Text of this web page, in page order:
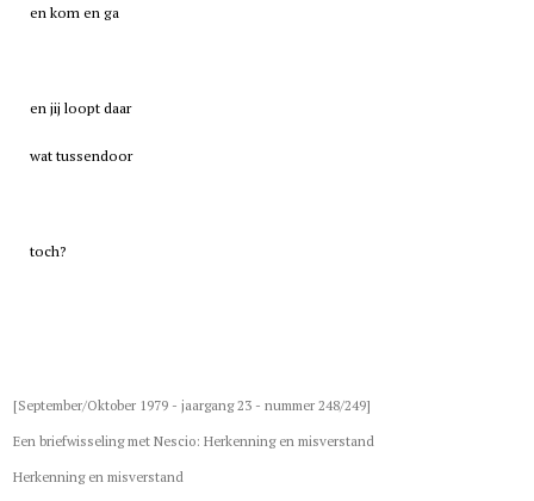
en kom en ga
en jij loopt daar
wat tussendoor
toch?
[September/Oktober 1979 - jaargang 23 - nummer 248/249]
Een briefwisseling met Nescio: Herkenning en misverstand
Herkenning en misverstand